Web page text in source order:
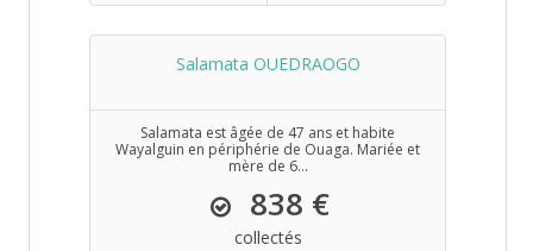
Salamata OUEDRAOGO
Salamata est âgée de 47 ans et habite
Wayalguin en périphérie de Ouaga. Mariée et
mère de 6...
838 €
collectés